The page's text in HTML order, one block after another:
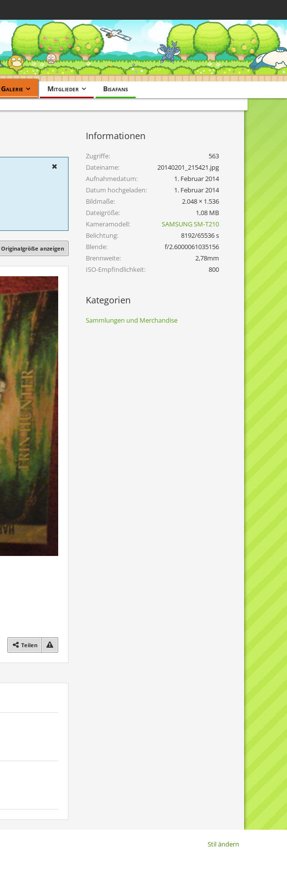
Galerie Mitglieder Bisafans
Originalgröße anzeigen
Teilen
Informationen
Zugriffe
563
Dateiname
20140201_215421.jpg
Aufnahmedatum
1. Februar 2014
Datum hochgeladen
1. Februar 2014
Bildmaße
2.048 × 1.536
Dateigröße
1,08 MB
Kameramodell
SAMSUNG SM-T210
Belichtung
8192/65536 s
Blende
f/2.6000061035156
Brennweite
2,78mm
ISO-Empfindlichkeit
800
Kategorien
Sammlungen und Merchandise
Stil ändern